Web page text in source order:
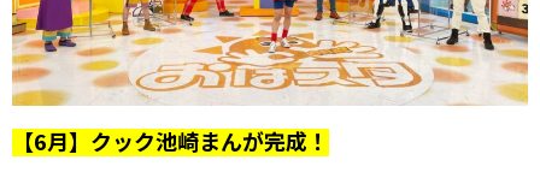
【6月】クック池崎まんが完成！